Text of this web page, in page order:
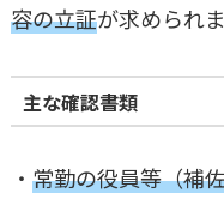
容の立証が求められま
主な確認書類
・ 常勤の役員等（補